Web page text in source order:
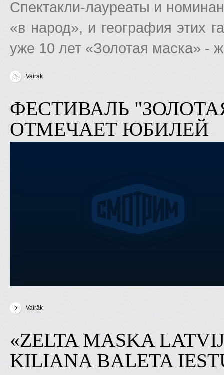
Спектакли-лауреаты и
«в народ», и география этих
уже 10 лет «Золотая маска» -
Vairāk
ФЕСТИВАЛЬ
ОТМЕЧАЕТ ЮБИЛЕЙ
Vairāk
«ZELTA MASKA
KILIANA BALETA